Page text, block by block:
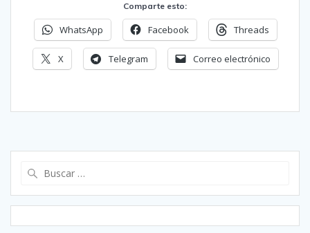
Comparte esto:
WhatsApp Facebook Threads
X Telegram Correo electrónico